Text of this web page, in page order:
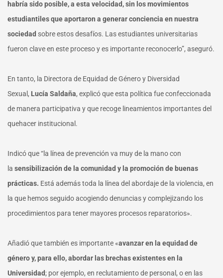
habría sido posible, a esta velocidad, sin los movimientos
estudiantiles que aportaron a generar conciencia en nuestra
sociedad sobre estos desafíos. Las estudiantes universitarias
fueron clave en este proceso y es importante reconocerlo”, aseguró.
En tanto, la Directora de Equidad de Género y Diversidad
Sexual, Lucía Saldaña, explicó que esta política fue confeccionada
de manera participativa y que recoge lineamientos importantes del
quehacer institucional.
Indicó que “la línea de prevención va muy de la mano con
la sensibilización de la comunidad y la promoción de buenas
prácticas. Está además toda la línea del abordaje de la violencia, en
la que hemos seguido acogiendo denuncias y complejizando los
procedimientos para tener mayores procesos reparatorios».
Añadió que también es importante «avanzar en la equidad de
género y, para ello, abordar las brechas existentes en la
Universidad; por ejemplo, en reclutamiento de personal, o en las